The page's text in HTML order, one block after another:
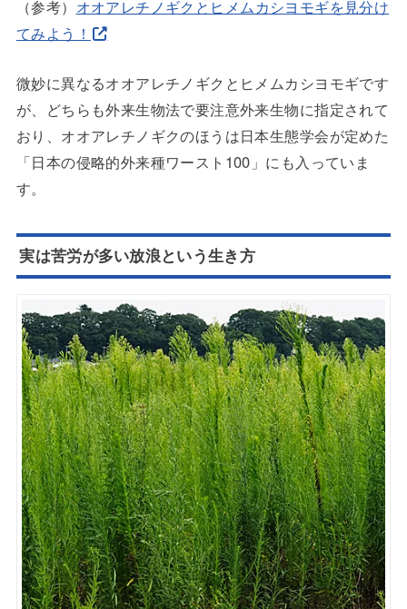
（参考） オオアレチノギクとヒメムカシヨモギを見分け
てみよう！
微妙に異なるオオアレチノギクとヒメムカシヨモギです
が、どちらも外来生物法で要注意外来生物に指定されて
おり、オオアレチノギクのほうは日本生態学会が定めた
「日本の侵略的外来種ワースト100」にも入っていま
す。
実は苦労が多い放浪という生き方